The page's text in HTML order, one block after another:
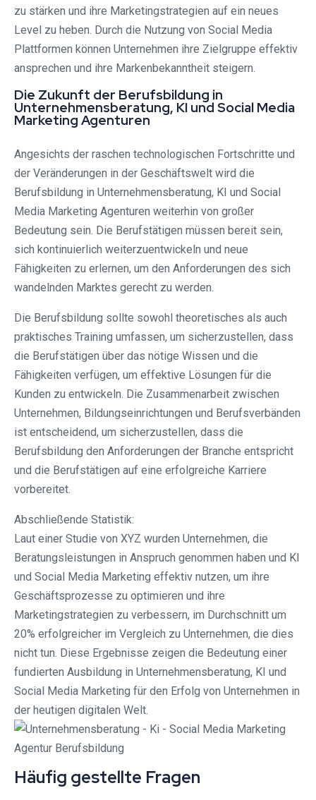
zu stärken und ihre Marketingstrategien auf ein neues
Level zu heben. Durch die Nutzung von Social Media
Plattformen können Unternehmen ihre Zielgruppe effektiv
ansprechen und ihre Markenbekanntheit steigern.
Die Zukunft der Berufsbildung in
Unternehmensberatung, KI und Social Media
Marketing Agenturen
Angesichts der raschen technologischen Fortschritte und
der Veränderungen in der Geschäftswelt wird die
Berufsbildung in Unternehmensberatung, KI und Social
Media Marketing Agenturen weiterhin von großer
Bedeutung sein. Die Berufstätigen müssen bereit sein,
sich kontinuierlich weiterzuentwickeln und neue
Fähigkeiten zu erlernen, um den Anforderungen des sich
wandelnden Marktes gerecht zu werden.
Die Berufsbildung sollte sowohl theoretisches als auch
praktisches Training umfassen, um sicherzustellen, dass
die Berufstätigen über das nötige Wissen und die
Fähigkeiten verfügen, um effektive Lösungen für die
Kunden zu entwickeln. Die Zusammenarbeit zwischen
Unternehmen, Bildungseinrichtungen und Berufsverbänden
ist entscheidend, um sicherzustellen, dass die
Berufsbildung den Anforderungen der Branche entspricht
und die Berufstätigen auf eine erfolgreiche Karriere
vorbereitet.
Abschließende Statistik:
Laut einer Studie von XYZ wurden Unternehmen, die
Beratungsleistungen in Anspruch genommen haben und KI
und Social Media Marketing effektiv nutzen, um ihre
Geschäftsprozesse zu optimieren und ihre
Marketingstrategien zu verbessern, im Durchschnitt um
20% erfolgreicher im Vergleich zu Unternehmen, die dies
nicht tun. Diese Ergebnisse zeigen die Bedeutung einer
fundierten Ausbildung in Unternehmensberatung, KI und
Social Media Marketing für den Erfolg von Unternehmen in
der heutigen digitalen Welt.
Häufig gestellte Fragen